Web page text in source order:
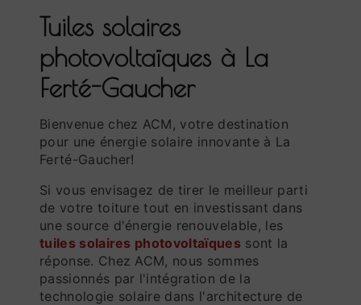
tuiles solaires
photovoltaïques à La
Ferté-Gaucher
Bienvenue chez ACM, votre destination
pour une énergie solaire innovante à La
Ferté-Gaucher!
Si vous envisagez de tirer le meilleur parti
de votre toiture tout en investissant dans
une source d'énergie renouvelable, les
tuiles solaires photovoltaïquessont la
réponse. Chez ACM, nous sommes
passionnés par l'intégration de la
technologie solaire dans l'architecture de